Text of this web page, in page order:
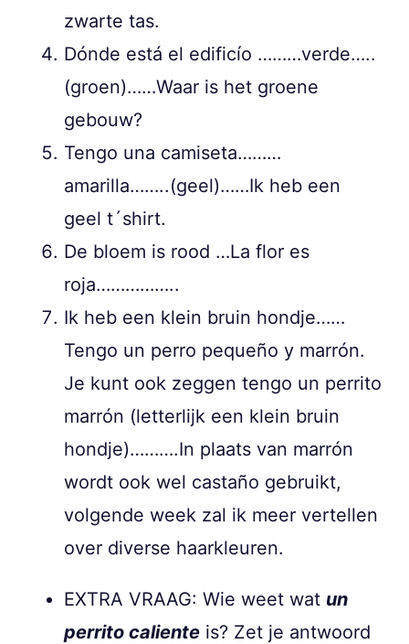
zwarte tas.
Dónde está el edificío ………verde…..
(groen)……Waar is het groene
gebouw?
Tengo una camiseta………
amarilla……..(geel)……Ik heb een
geel t´shirt.
De bloem is rood …La flor es
roja……………..
Ik heb een klein bruin hondje……
Tengo un perro pequeño y marrón.
Je kunt ook zeggen tengo un perrito
marrón (letterlijk een klein bruin
hondje)……….In plaats van marrón
wordt ook wel castaño gebruikt,
volgende week zal ik meer vertellen
over diverse haarkleuren.
EXTRA VRAAG: Wie weet wat un
perrito caliente is? Zet je antwoord